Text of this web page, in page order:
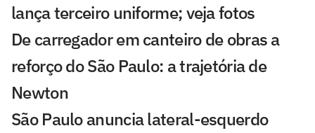
lança terceiro uniforme; veja fotos
De carregador em canteiro de obras a
reforço do São Paulo: a trajetória de
Newton
São Paulo anuncia lateral-esquerdo